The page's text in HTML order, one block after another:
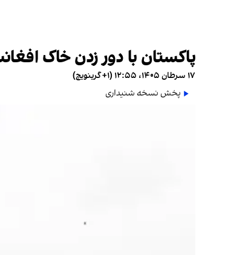
پاکستان با دور زدن خاک
۱۷ سرطان ۱۴۰۵، ۱۲:۵۵ (‎+۱ گرینویچ)
پخش نسخه شنیداری